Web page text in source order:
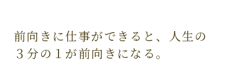
前向きに仕事ができると、人生の
３分の１が前向きになる。